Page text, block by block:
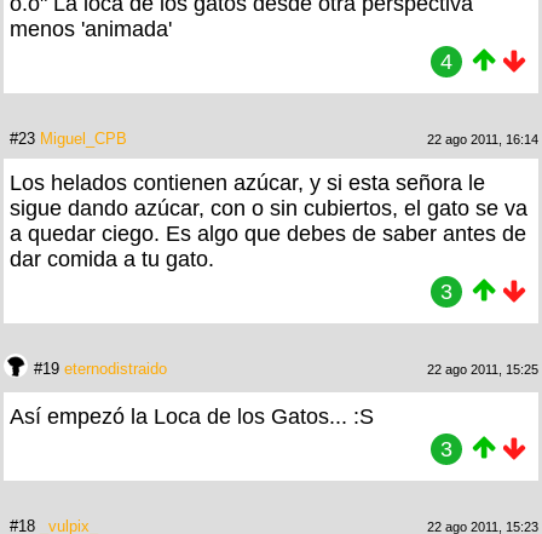
menos 'animada'
4
#23 Miguel_CPB 22 ago 2011, 16:14
Los helados contienen azúcar, y si esta señora le
sigue dando azúcar, con o sin cubiertos, el gato se va
a quedar ciego. Es algo que debes de saber antes de
dar comida a tu gato.
3
#19 eternodistraido 22 ago 2011, 15:25
Así empezó la Loca de los Gatos... :S
3
#18 _vulpix_ 22 ago 2011, 15:23